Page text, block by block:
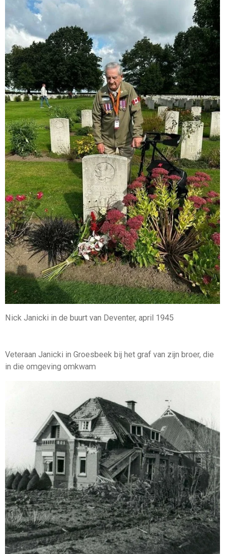
Nick Janicki in de buurt van Deventer, april 1945
Veteraan Janicki in Groesbeek bij het graf van zijn broer, die
in die omgeving omkwam